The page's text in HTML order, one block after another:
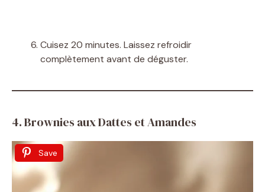
Cuisez 20 minutes. Laissez refroidir
complètement avant de déguster.
4. Brownies aux Dattes et Amandes
Save